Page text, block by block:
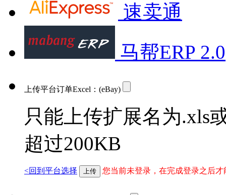
速卖通
马帮ERP 2.0
上传平台订单Excel： (eBay)
只能上传扩展名为.xls
超过200KB
<回到平台选择 上传 您当前未登录，在完成登录之后